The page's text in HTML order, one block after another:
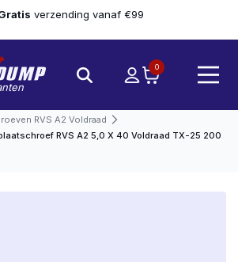
verzending vanaf €99
0
RVS A2 Voldraad
RVS A2 5,0 X 40 Voldraad TX-25 200